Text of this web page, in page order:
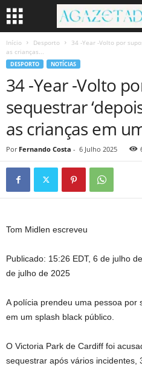
Início Desporto
34 -Year -Volto por
as crianças...
DESPORTO NOTÍCIAS
34 -Year -Volto
sequestrar
as crianças em
Por Fernando Costa - 6 Julho 2025
Tom Midlen escreveu
Publicado: 15:26 EDT, 6 de julho
de julho de 2025
A polícia prendeu uma pessoa por
em um splash black público.
O Victoria Park de Cardiff foi
sequestrar após vários incidentes,